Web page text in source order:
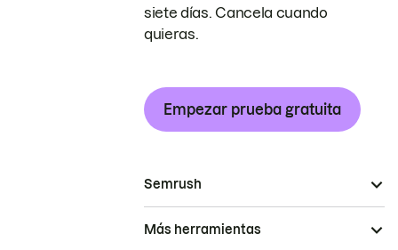
siete días. Cancela cuando
quieras.
Empezar prueba gratuita
Semrush
Más herramientas